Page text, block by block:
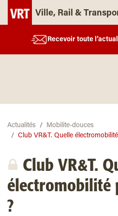
Ville, Rail &
Recevoir toute
Actualités
Mobilite-douces
Club VR&T. Quelle électromobilité
Club VR&T.
électromobilité
?